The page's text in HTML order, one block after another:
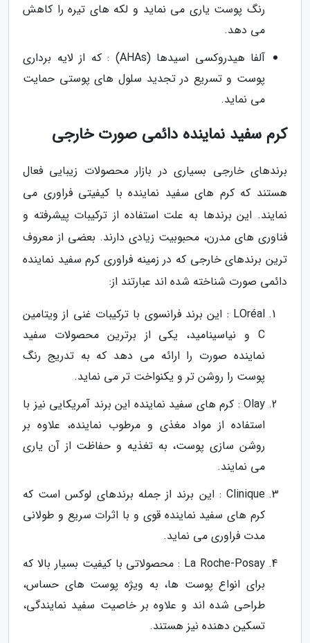
رنگ پوست یاری می نماید و لکه های تیره را کاهش
می دهد.
آلفا هیدروکسی اسیدها (AHAs) : که از لایه برداری
پوست و تسریع در تجدید سلول های پوستی حمایت
می نماید.
کرم سفید نماینده دائمی صورت خارجی
برندهای خارجی بسیاری در بازار محصولات زیبایی فعال
هستند که کرم های سفید نماینده با کیفیتی فراوری می
نمایند. این برندها به علت استفاده از ترکیبات پیشرفته و
فناوری های مدرن، محبوبیت زیادی دارند. بعضی از معروف
ترین برندهای خارجی که در زمینه فراوری کرم سفید نماینده
دائمی صورت شناخته شده اند عبارتند از:
LOréal : این برند فرانسوی با ترکیبات غنی از ویتامین
C و نیاسینامید، یکی از برترین محصولات سفید
نماینده صورت را ارائه می دهد که به تدریج رنگ
پوست را روشن تر و یکنواخت تر می نماید.
Olay : کرم های سفید نماینده این برند آمریکایی نیز با
استفاده از مواد مغذی و مرطوب نماینده، علاوه بر
روشن سازی پوست، به تغذیه و حفاظت از آن یاری
می نمایند.
Clinique : این برند از جمله برندهای لوکس است که
کرم های سفید نماینده قوی و با اثرات سریع و طولانی
مدت فراوری می نماید.
La Roche-Posay : محصولاتی با کیفیت بسیار بالا که
برای انواع پوست ها، به ویژه پوست های حساس،
طراحی شده اند و علاوه بر خاصیت سفید نمایندگی،
تسکین دهنده نیز هستند.